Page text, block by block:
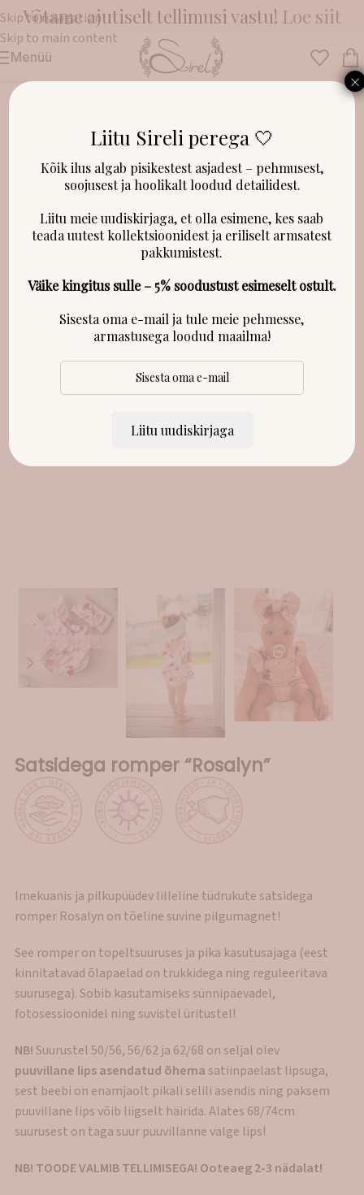
Skip to navigation
Skip to main content
Võtame ajutiselt tellimusi vastu! Loe siit
Menüü
Esileht/Riided Kleidid, püksid ja dressipluusid
LAOST OTSAS!
Satsidega romper “Rosalyn”
Imekuanis ja pilkupüüdev lilleline tüdrukute satsidega
romper Rosalyn on tõeline suvine pilgumagnet!
See romper on topeltsuuruses ja pika kasutusajaga (eest
kinnitatavad õlapaelad on trukkidega ning reguleeritava
suurusega). Sobib kasutamiseks sünnipäevadel,
fotosessioonidel ning suvistel üritustel!
NB!Suurustel 50/56, 56/62 ja 62/68 on seljal olev
puuvillane lips asendatud õhema satiinpaelast lipsuga,
sest beebi on enamjaolt pikali selili asendis ning paksem
puuvillane lips võib liigselt häirida. Alates 68/74cm
suurusest on taga suur puuvillanne valge lips!
NB! TOODE VALMIB TELLIMISEGA! Ooteaeg 2-3 nädalat!
Liitu Sireli perega 🤍
Kõik ilus algab pisikestest asjadest – pehmusest,
soojusest ja hoolikalt loodud detailidest.
Liitu meie uudiskirjaga, et olla esimene, kes saab
teada uutest kollektsioonidest ja eriliselt armsatest
pakkumistest.
Väike kingitus sulle – 5% soodustust esimeselt ostult.
Sisesta oma e-mail ja tule meie pehmesse,
armastusega loodud maailma!
Liitu uudiskirjaga
×